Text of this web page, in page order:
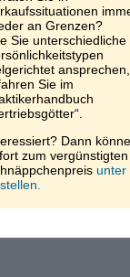
an Grenzen?
Sie unterschiedliche
ansprechen,
Sie im
Dann
zum vergünstigten
unter